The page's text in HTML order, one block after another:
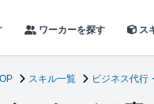
ワーカーを探す ス
スキル一覧 ビジネス代行